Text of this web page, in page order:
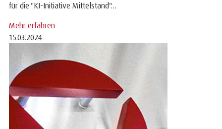
für die "KI-Initiative Mittelstand"…
Mehr erfahren
15.03.2024